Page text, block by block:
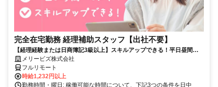
完全在宅勤務 経理補助スタッフ【出社不要】
【経理経験または日商簿記3級以上】スキルアップできる！平日昼間３h
～。完全在宅で育児・介護中の方も大歓迎♪
メリービズ株式会社
フルリモート
時給1,232円以上
勤務時間・曜日: 稼働可能な時間について、下記3つの条件を日中